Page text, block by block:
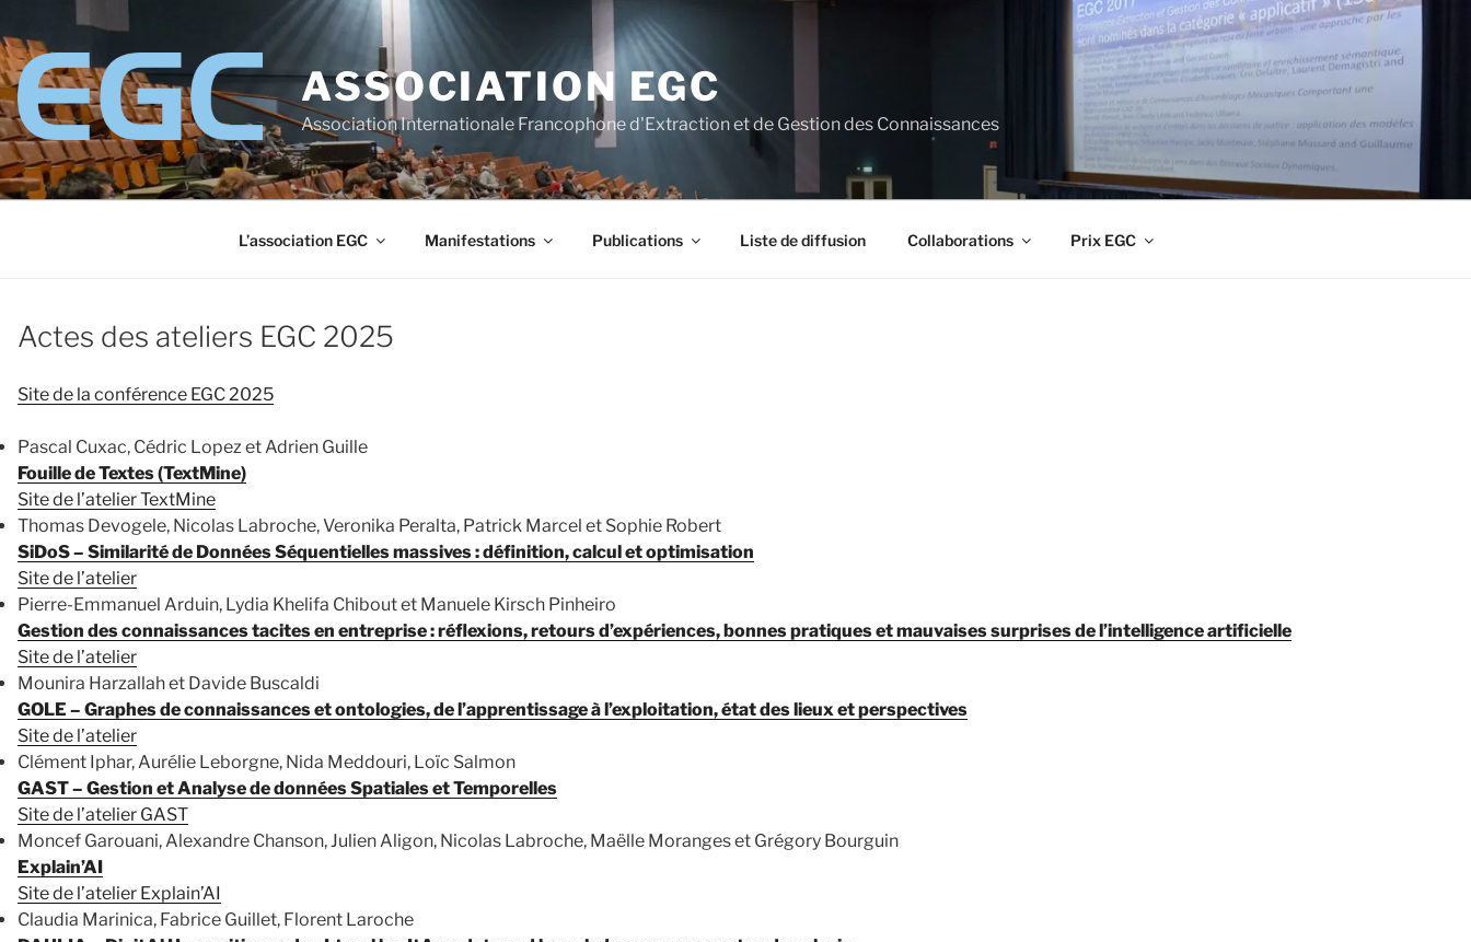
au
contenu
principal
ASSOCIATION EGC
Association Internationale Francophone d'Extraction et de Gestion des Connaissances
L’association EGC Manifestations Publications Liste de diffusion Collaborations Prix EGC
Actes des ateliers EGC 2025
Site de la conférence EGC 2025
Pascal Cuxac, Cédric Lopez et Adrien Guille
Fouille de Textes (TextMine)
Site de l’atelier TextMine
Thomas Devogele, Nicolas Labroche, Veronika Peralta, Patrick Marcel et Sophie Robert
SiDoS – Similarité de Données Séquentielles massives : définition, calcul et optimisation
Site de l’atelier
Pierre-Emmanuel Arduin, Lydia Khelifa Chibout et Manuele Kirsch Pinheiro
Gestion des connaissances tacites en entreprise : réflexions, retours d’expériences, bonnes pratiques et mauvaises surprises de l’intelligence artificielle
Site de l’atelier
Mounira Harzallah et Davide Buscaldi
GOLE – Graphes de connaissances et ontologies, de l’apprentissage à l’exploitation, état des lieux et perspectives
Site de l’atelier
Clément Iphar, Aurélie Leborgne, Nida Meddouri, Loïc Salmon
GAST – Gestion et Analyse de données Spatiales et Temporelles
Site de l’atelier GAST
Moncef Garouani, Alexandre Chanson, Julien Aligon, Nicolas Labroche, Maëlle Moranges et Grégory Bourguin
Explain’AI
Site de l’atelier Explain’AI
Claudia Marinica, Fabrice Guillet, Florent Laroche